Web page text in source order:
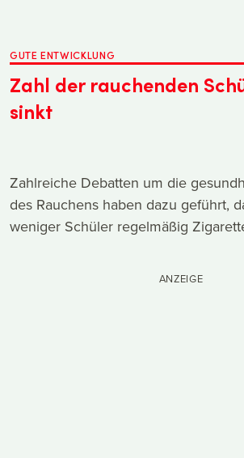
GUTE ENTWICKLUNG
Zahl der rauchenden
sinkt
Zahlreiche Debatten um die
des Rauchens haben dazu geführt,
weniger Schüler regelmäßig
ANZEIGE